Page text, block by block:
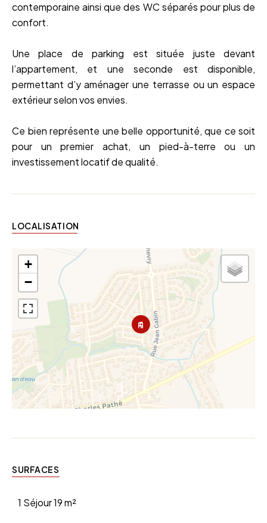
contemporaine ainsi que des WC séparés pour plus de
confort.
Une place de parking est située juste devant
l’appartement, et une seconde est disponible,
permettant d’y aménager une terrasse ou un espace
extérieur selon vos envies.
Ce bien représente une belle opportunité, que ce soit
pour un premier achat, un pied-à-terre ou un
investissement locatif de qualité.
LOCALISATION
+
−
SURFACES
1 Séjour19 m²